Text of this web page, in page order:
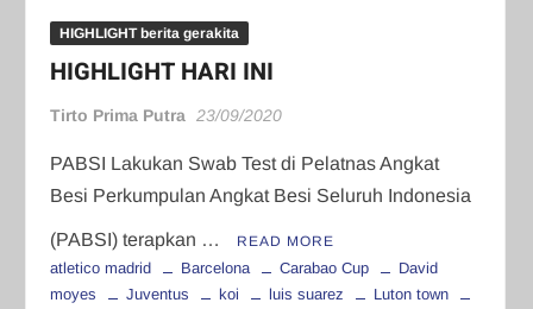
HIGHLIGHT berita gerakita
HIGHLIGHT HARI INI
Tirto Prima Putra 23/09/2020
PABSI Lakukan Swab Test di Pelatnas Angkat
Besi Perkumpulan Angkat Besi Seluruh Indonesia
(PABSI) terapkan … READ MORE
atletico madrid Barcelona Carabao Cup
David
moyes
Juventus koi luis suarez
Luton town